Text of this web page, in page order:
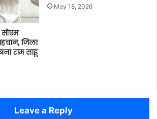
सीएम
जिला
राम साहू
May 18, 2026
Leave a Reply